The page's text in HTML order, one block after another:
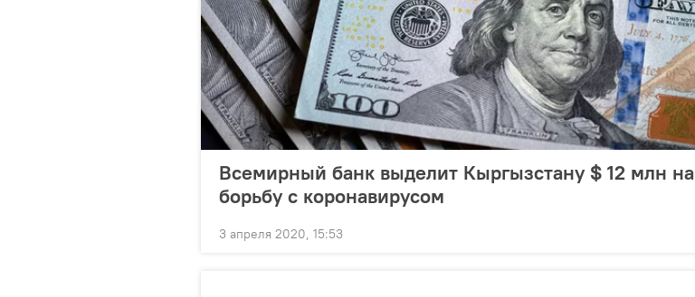
Всемирный банк выделит Кыргызстану $ 12 млн на
борьбу с коронавирусом
3 апреля 2020, 15:53